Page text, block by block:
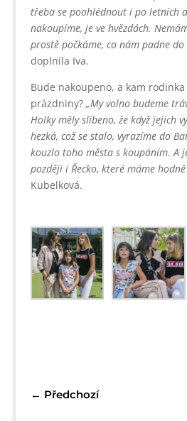
třeba se poohlédnout i po letních
nakoupíme, je ve hvězdách.
prostě počkáme, co nám padne do
doplnila Iva.
Bude nakoupeno, a kam
prázdniny? „My volno budeme
Holky měly slíbeno, že když jejich
hezká, což se stalo, vyrazíme do
kouzlo toho města s koupáním. A
později i Řecko, které máme
Kubelková.
← Předchozí